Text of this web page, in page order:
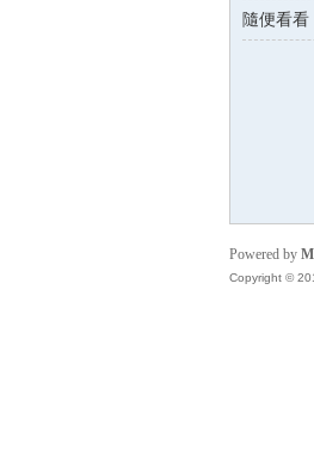
隨便看看
Powered by
Copyright ©